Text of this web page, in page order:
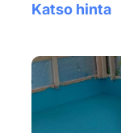
Katso hinta